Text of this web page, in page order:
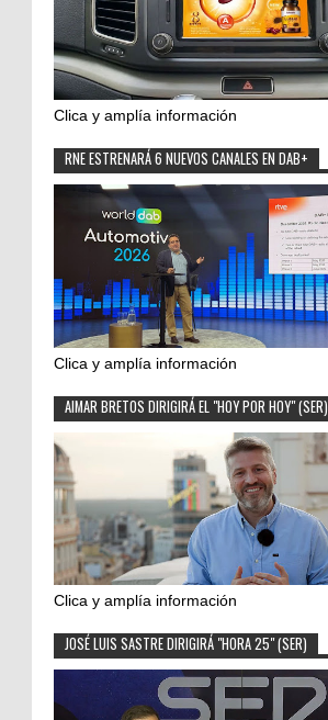
Clica y amplía información
RNE ESTRENARÁ 6 NUEVOS CANALES EN DAB+
Clica y amplía información
AIMAR BRETOS DIRIGIRÁ EL "HOY POR HOY" (SER)
Clica y amplía información
JOSÉ LUIS SASTRE DIRIGIRÁ "HORA 25" (SER)